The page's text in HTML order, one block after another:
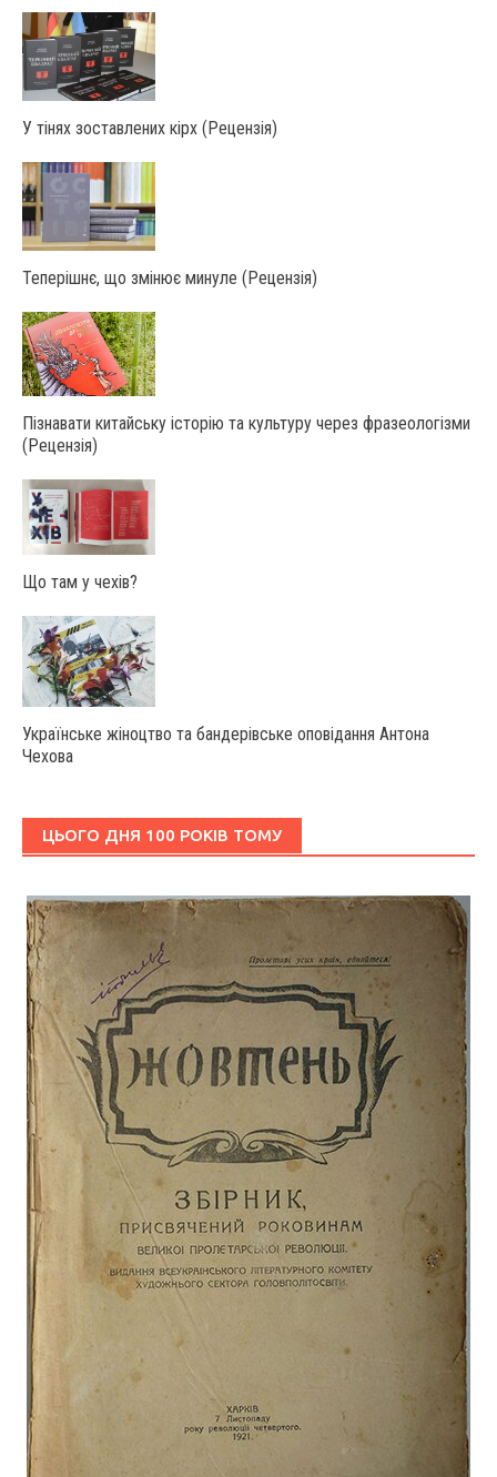
У тінях зоставлених кірх (Рецензія)
Теперішнє, що змінює минуле (Рецензія)
Пізнавати китайську історію та культуру через фразеологізми
(Рецензія)
Що там у чехів?
Українське жіноцтво та бандерівське оповідання Антона
Чехова
ЦЬОГО ДНЯ 100 РОКІВ ТОМУ